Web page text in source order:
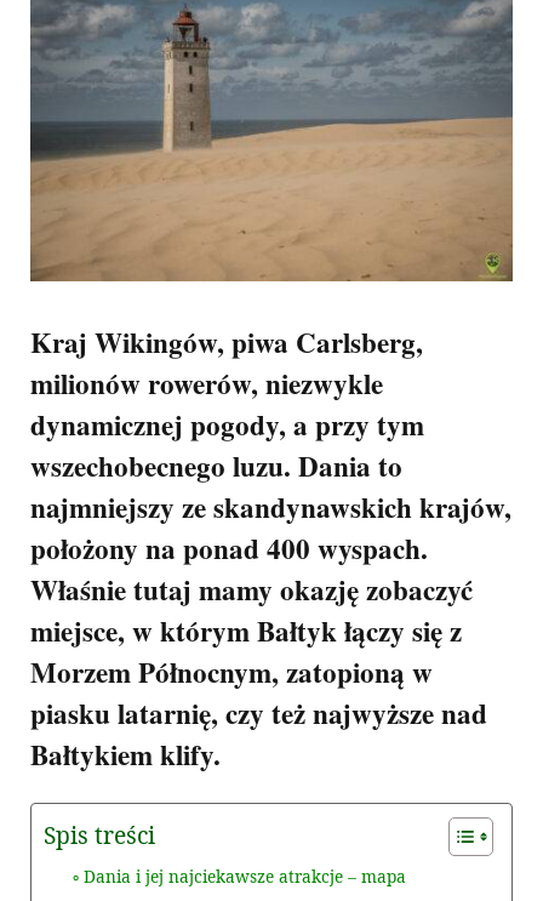
Kraj Wikingów, piwa Carlsberg,
milionów rowerów, niezwykle
dynamicznej pogody, a przy tym
wszechobecnego luzu. Dania to
najmniejszy ze skandynawskich krajów,
położony na ponad 400 wyspach.
Właśnie tutaj mamy okazję zobaczyć
miejsce, w którym Bałtyk łączy się z
Morzem Północnym, zatopioną w
piasku latarnię, czy też najwyższe nad
Bałtykiem klify.
Spis treści
Dania i jej najciekawsze atrakcje – mapa